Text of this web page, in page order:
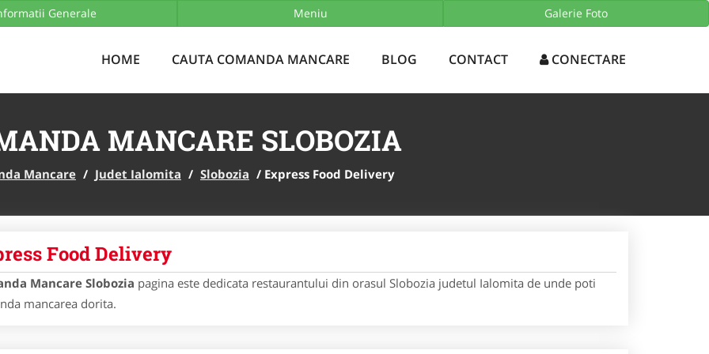
ADAUGA RESTAURANT CARE LIVREAZA LA DOMICILIU - COMANDA MANCARE
HOME CAUTA COMANDA MANCARE BLOG CONTACT CONECTARE
MANCARE SLOBOZIA
Mancare / Judet Ialomita / Slobozia / Express Food Delivery
Food Delivery
Mancare Slobozia pagina este dedicata restaurantului din orasul Slobozia judetul Ialomita de unde poti
mancarea dorita.
Generale Meniu Galerie Foto